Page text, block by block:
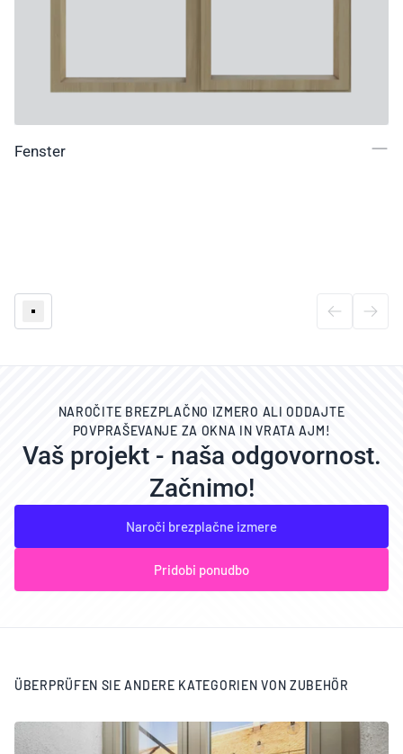
Fenster
NAROČITE BREZPLAČNO IZMERO ALI ODDAJTE
POVPRAŠEVANJE ZA OKNA IN VRATA AJM!
Vaš projekt - naša odgovornost.
Začnimo!
Naroči brezplačne izmere
Pridobi ponudbo
ÜBERPRÜFEN SIE ANDERE KATEGORIEN VON ZUBEHÖR